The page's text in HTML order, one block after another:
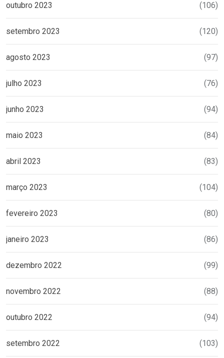
outubro 2023 (106)
setembro 2023 (120)
agosto 2023 (97)
julho 2023 (76)
junho 2023 (94)
maio 2023 (84)
abril 2023 (83)
março 2023 (104)
fevereiro 2023 (80)
janeiro 2023 (86)
dezembro 2022 (99)
novembro 2022 (88)
outubro 2022 (94)
setembro 2022 (103)